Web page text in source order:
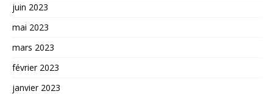
juin 2023
mai 2023
mars 2023
février 2023
janvier 2023